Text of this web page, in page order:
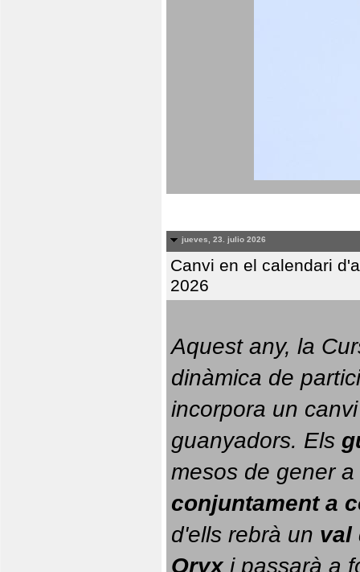
jueves, 23. julio 2026
Canvi en el calendari
2026
Aquest any, la
dinàmica de
incorpora un
guanyadors. Els
conjuntament a
d'ells rebrà un val
Oryx i passarà a